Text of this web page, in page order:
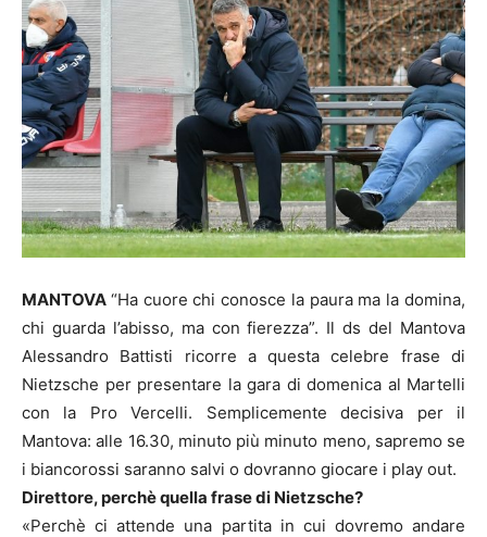
MANTOVA “Ha cuore chi conosce la paura ma la domina,
chi guarda l’abisso, ma con fierezza”. Il ds del Mantova
Alessandro Battisti ricorre a questa celebre frase di
Nietzsche per presentare la gara di domenica al Martelli
con la Pro Vercelli. Semplicemente decisiva per il
Mantova: alle 16.30, minuto più minuto meno, sapremo se
i biancorossi saranno salvi o dovranno giocare i play out.
Direttore, perchè quella frase di Nietzsche?
«Perchè ci attende una partita in cui dovremo andare